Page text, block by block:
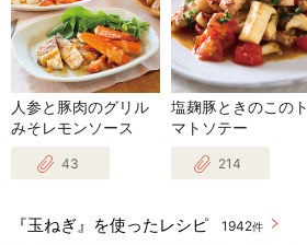
人参と豚肉のグリル
みそレモンソース
43
塩麹豚ときのこのト
マトソテー
214
『玉ねぎ』を使ったレシピ 1942件